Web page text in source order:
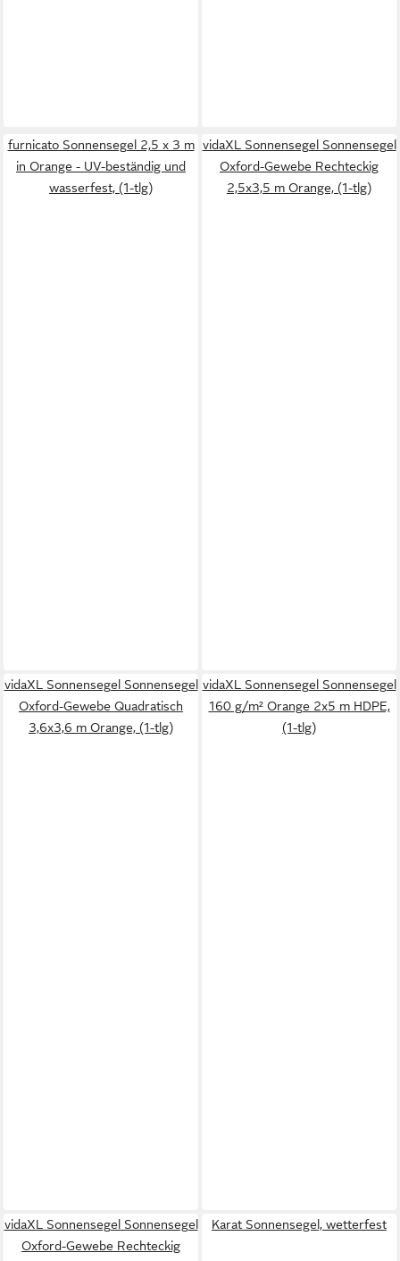
furnicato Sonnensegel 2,5 x 3 m
in Orange - UV-beständig und
wasserfest, (1-tlg)
vidaXL Sonnensegel Sonnensegel
Oxford-Gewebe Rechteckig
2,5x3,5 m Orange, (1-tlg)
vidaXL Sonnensegel Sonnensegel
Oxford-Gewebe Quadratisch
3,6x3,6 m Orange, (1-tlg)
vidaXL Sonnensegel Sonnensegel
160 g/m² Orange 2x5 m HDPE,
(1-tlg)
vidaXL Sonnensegel Sonnensegel
Oxford-Gewebe Rechteckig
Karat Sonnensegel, wetterfest